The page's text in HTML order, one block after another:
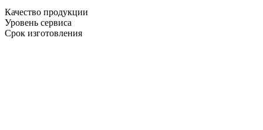
Качество продукции
Уровень сервиса
Срок изготовления